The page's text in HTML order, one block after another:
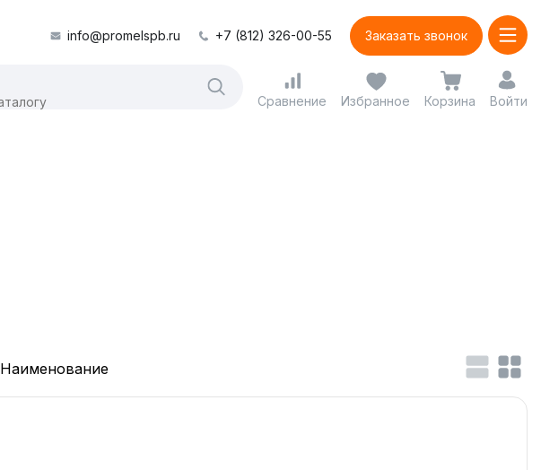
info@promelspb.ru +7 (812) 326-00-55 Заказать звонок
Сравнение Избранное Корзина Войти
Наименование